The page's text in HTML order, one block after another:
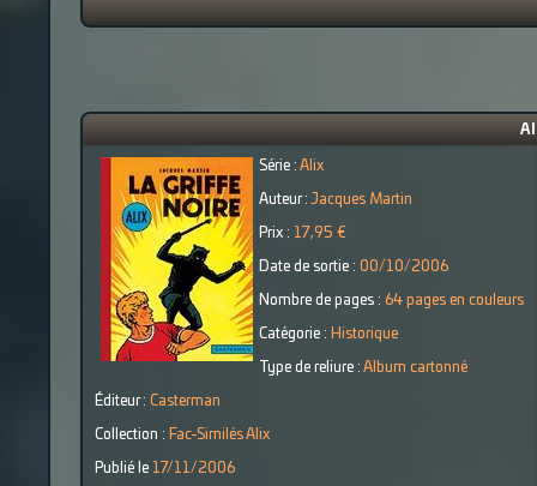
Série : Alix
Auteur : Jacques Martin
Prix : 17,95 €
Date de sortie : 00/10/2006
Nombre de pages : 64 pages en couleurs
Catégorie : Historique
Type de reliure : Album cartonné
Éditeur : Casterman
Collection : Fac-Similés Alix
Publié le 17/11/2006